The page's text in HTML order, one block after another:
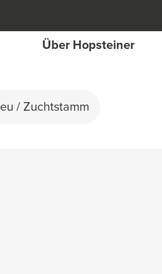
Über Hopsteiner
/ Zuchtstamm